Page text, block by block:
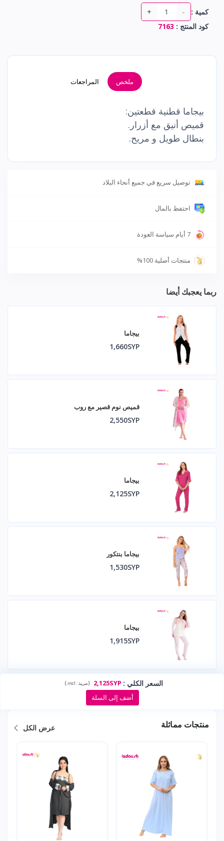
كمية : -
+
كود المنتج : 7163
ملخص المراجعات
بيجاما قطنية قطعتين:
قميص أنيق مع أزرار.
بنطال طويل و مريح.
توصيل سريع في جميع أنحاء البلاد
احتفظ بالمال
7 أيام سياسة العودة
منتجات أصلية 100%
ربما يعجبك أيضا
بيجاما
1,660SYP
قميص نوم قصير مع روب
2,550SYP
بيجاما
2,125SYP
بيجاما بنتكور
1,530SYP
بيجاما
1,915SYP
السعر الكلي :
2,125SYP
(ضريبة : incl.
)
أضف إلى السلة
منتجات مماثلة عرض الكل